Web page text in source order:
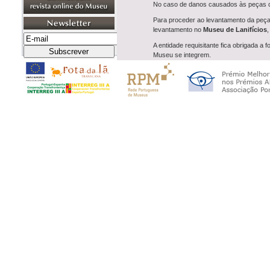
No caso de danos causados às peças
Para proceder ao levantamento da
levantamento no Museu de Lanifícios,
A entidade requisitante fica obrigada a
Museu se integrem.
A entidade requisitante fica
exposições, sendo-lhe vedado utilizá-
Findas as exposições, as peças